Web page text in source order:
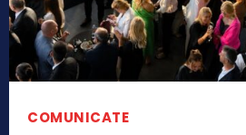
COMUNICATE